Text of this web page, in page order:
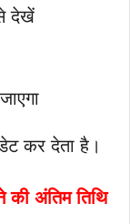
देखें
कर देता है।
अंतिम तिथि